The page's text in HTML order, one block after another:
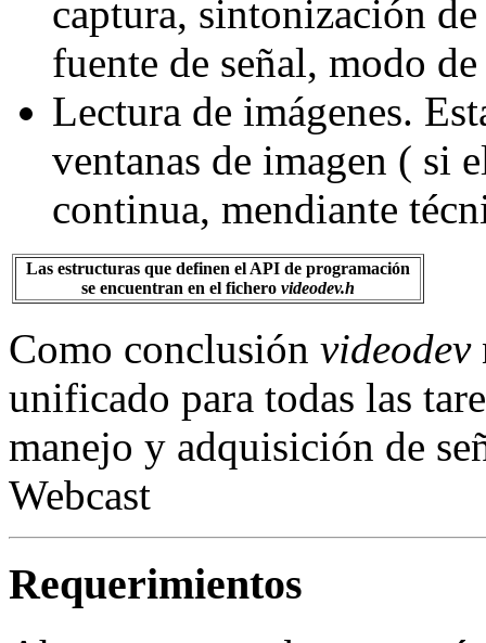
captura, sintonización
fuente de señal, modo
Lectura de imágenes.
ventanas de imagen ( si
continua, mendiante
Las estructuras que definen el API de programación
se encuentran en el fichero videodev.h
Como conclusión videodev
unificado para todas las
manejo y adquisición de
Webcast
Requerimientos